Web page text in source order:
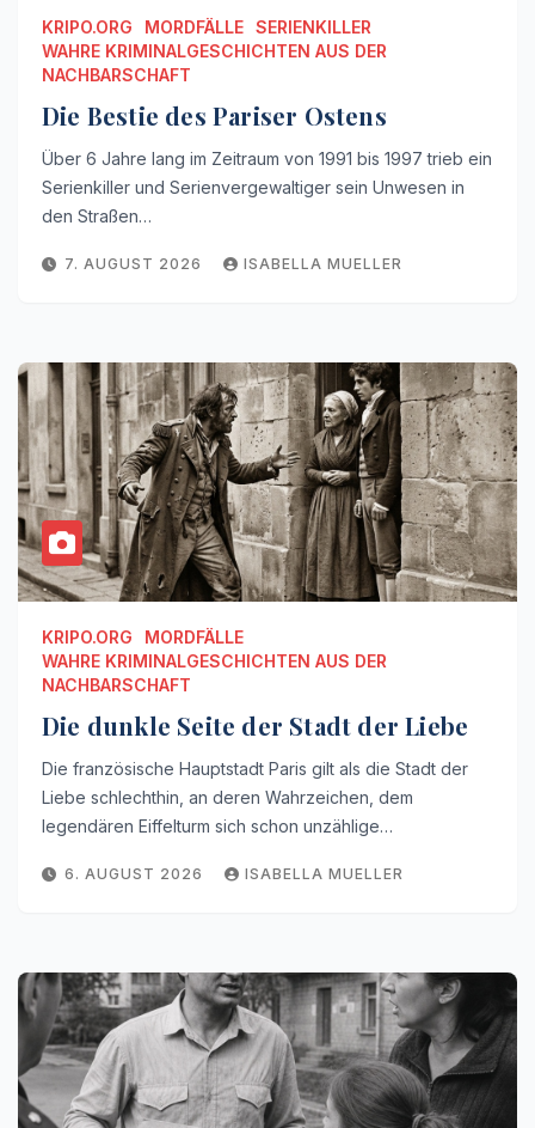
KRIPO.ORG MORDFÄLLE SERIENKILLER
WAHRE KRIMINALGESCHICHTEN AUS DER
NACHBARSCHAFT
Die Bestie des Pariser Ostens
Über 6 Jahre lang im Zeitraum von 1991 bis 1997 trieb ein
Serienkiller und Serienvergewaltiger sein Unwesen in
den Straßen…
7. AUGUST 2026 ISABELLA MUELLER
KRIPO.ORG
MORDFÄLLE
WAHRE KRIMINALGESCHICHTEN AUS DER
NACHBARSCHAFT
Die dunkle Seite der Stadt der Liebe
Die französische Hauptstadt Paris gilt als die Stadt der
Liebe schlechthin, an deren Wahrzeichen, dem
legendären Eiffelturm sich schon unzählige…
6. AUGUST 2026 ISABELLA MUELLER